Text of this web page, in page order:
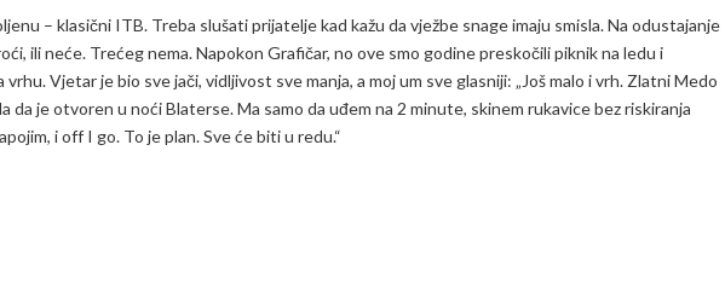
– klasični ITB. Treba slušati prijatelje kad kažu da vježbe snage imaju smisla. Na odustajanje
ili neće. Trećeg nema. Napokon Grafičar, no ove smo godine preskočili piknik na ledu i
Vjetar je bio sve jači, vidljivost sve manja, a moj um sve glasniji: „Još malo i vrh. Zlatni Medo
da je otvoren u noći Blaterse. Ma samo da uđem na 2 minute, skinem rukavice bez riskiranja
i off I go. To je plan. Sve će biti u redu.“